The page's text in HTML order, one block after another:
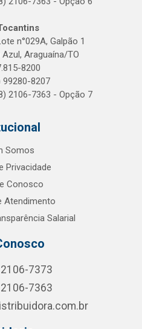
n°029A, Galpão 1
Araguaína/TO
8200
99280-8207
2106-7363 - Opção 7
Somos
Privacidade
Conosco
Atendimento
Salarial
7373
7363